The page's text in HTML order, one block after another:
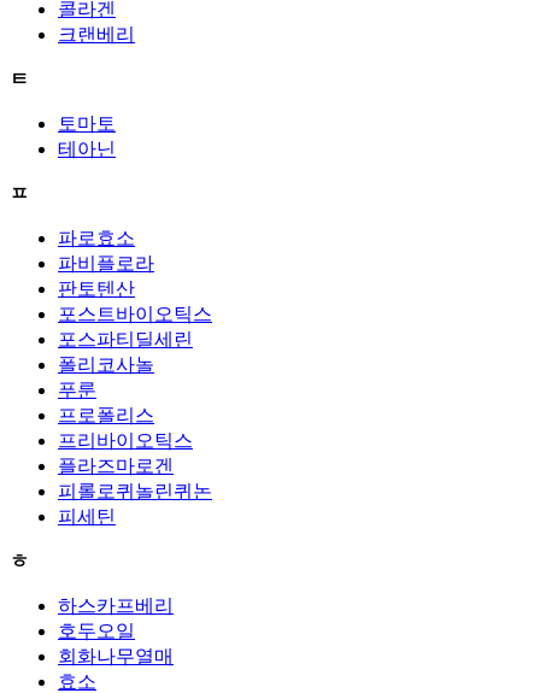
콜라겐
크랜베리
ㅌ
토마토
테아닌
ㅍ
파로효소
파비플로라
판토텐산
포스트바이오틱스
포스파티딜세린
폴리코사놀
푸룬
프로폴리스
프리바이오틱스
플라즈마로겐
피롤로퀴놀린퀴논
피세틴
ㅎ
하스카프베리
호두오일
회화나무열매
효소